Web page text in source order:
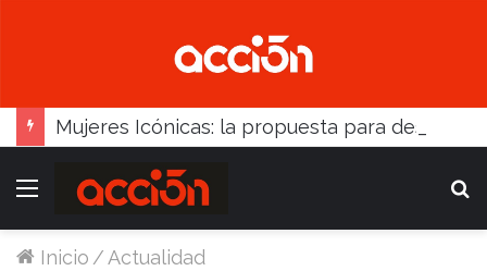
Menú
Inicio /Actualidad